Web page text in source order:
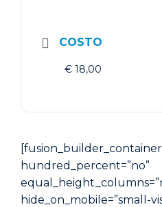
COSTO
€ 18,00
[fusion_builder_container
hundred_percent=”no”
hide_on_mobile=”small-